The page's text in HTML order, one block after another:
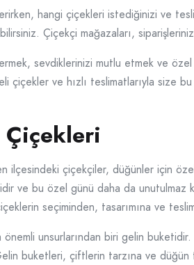
hangi çiçekleri istediğinizi ve
Çiçekçi mağazaları,
sevdiklerinizi mutlu etmek ve
çiçekler ve hızlı teslimatlarıyla size
Çiçekleri
ilçesindeki çiçekçiler, düğünler için
ve bu özel günü daha da unutulmaz
seçiminden, tasarımına ve
önemli unsurlarından biri gelin
buketleri, çiftlerin tarzına ve